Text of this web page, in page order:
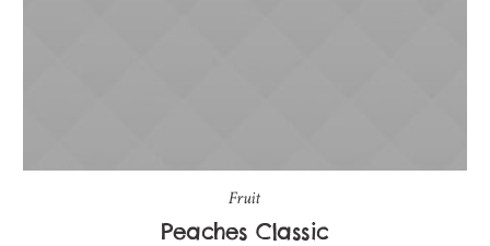
Fruit
Peaches Classic